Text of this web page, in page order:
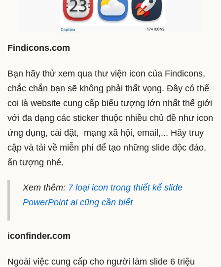
Findicons.com
Bạn hãy thử xem qua thư viện icon của Findicons,
chắc chắn bạn sẽ không phải thất vọng. Đây có thể
coi là website cung cấp biểu tượng lớn nhất thế giới
với đa dạng các sticker thuộc nhiều chủ đề như icon
ứng dụng, cài đặt, mạng xã hội, email,... Hãy truy
cập và tải về miễn phí để tạo những slide độc đáo,
ấn tượng nhé.
Xem thêm: 7 loại icon trong thiết kế slide
PowerPoint ai cũng cần biết
iconfinder.com
Ngoài việc cung cấp cho người làm slide 6 triệu